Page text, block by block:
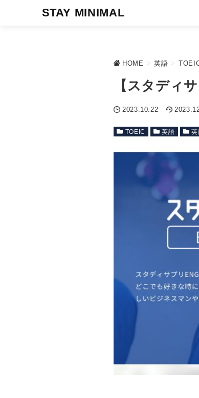
STAY MINIMAL
HOME > 英語 >
【スタディ
2023.10.22
TOEIC 英語